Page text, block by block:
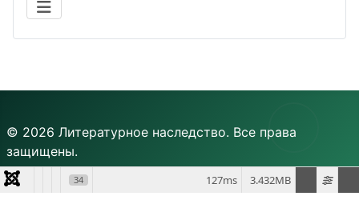
© 2026 Литературное наследство. Все права
защищены.
34 3.432MB
127ms